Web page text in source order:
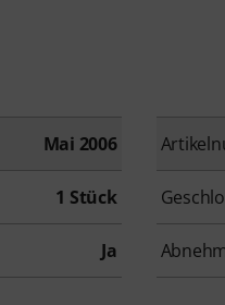
Mai 2006
1 Stück
Ja